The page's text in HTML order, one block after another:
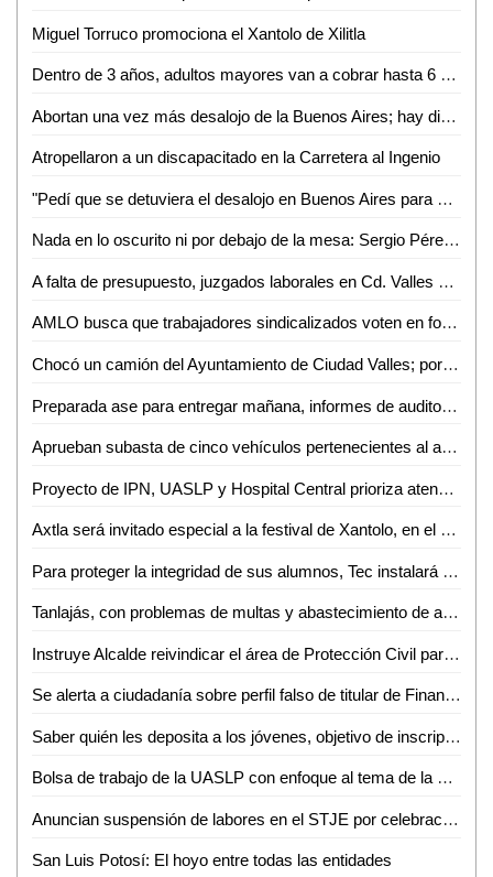
Miguel Torruco promociona el Xantolo de Xilitla
Dentro de 3 años, adultos mayores van a cobrar hasta 6 mil pesos
Abortan una vez más desalojo de la Buenos Aires; hay diálogo en la capital
Atropellaron a un discapacitado en la Carretera al Ingenio
"Pedí que se detuviera el desalojo en Buenos Aires para encontrar una solución": David Medina
Nada en lo oscurito ni por debajo de la mesa: Sergio Pérez Garza
A falta de presupuesto, juzgados laborales en Cd. Valles y Rioverde tendrán que esperar
AMLO busca que trabajadores sindicalizados voten en forma libre y en secreto
Chocó un camión del Ayuntamiento de Ciudad Valles; por fortuna no hubo heridos
Preparada ase para entregar mañana, informes de auditoría 2020
Aprueban subasta de cinco vehículos pertenecientes al ayuntamiento vallense
Proyecto de IPN, UASLP y Hospital Central prioriza atención en cáncer de mama
Axtla será invitado especial a la festival de Xantolo, en el municipio de Tierra Nueva
Para proteger la integridad de sus alumnos, Tec instalará filtros de seguridad
Tanlajás, con problemas de multas y abastecimiento de agua
Instruye Alcalde reivindicar el área de Protección Civil para garantizar una atención más humana y oportuna
Se alerta a ciudadanía sobre perfil falso de titular de Finanzas
Saber quién les deposita a los jóvenes, objetivo de inscripción obligatoria al RFC
Bolsa de trabajo de la UASLP con enfoque al tema de la empleabilidad
Anuncian suspensión de labores en el STJE por celebración del día de muertos
San Luis Potosí: El hoyo entre todas las entidades